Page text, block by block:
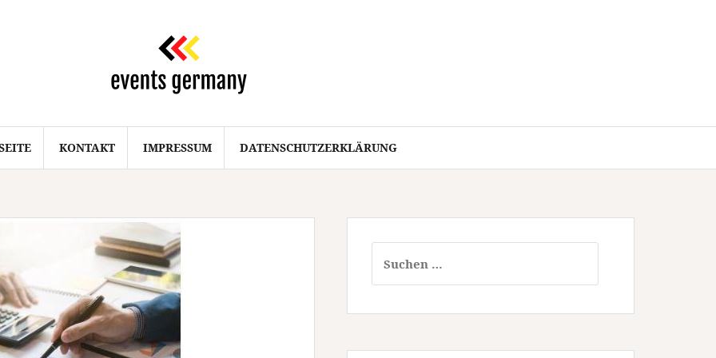
KONTAKT IMPRESSUM DATENSCHUTZERKLÄRUNG
nach: